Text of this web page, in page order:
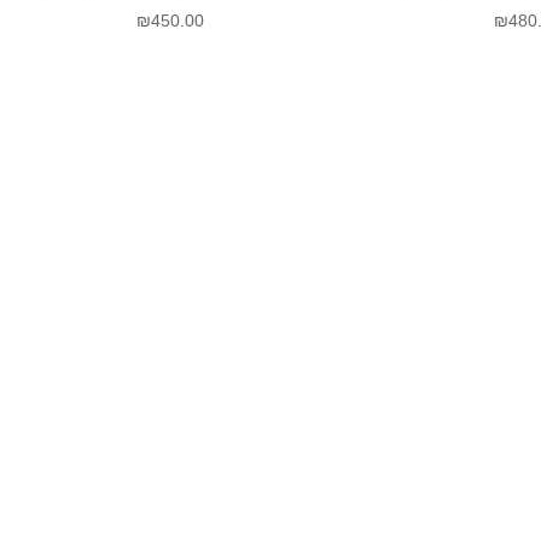
₪
₪450.00